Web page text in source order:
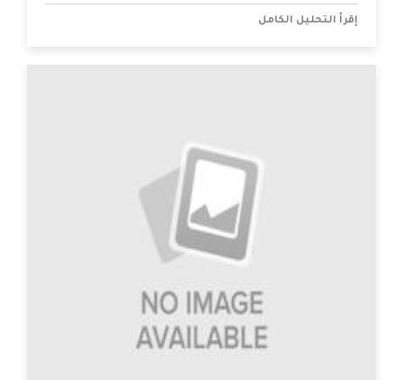
إقرأ التحليل الكامل